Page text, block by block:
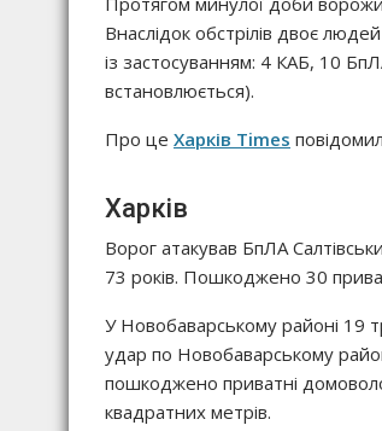
Внаслідок обстрілів двоє
із застосуванням: 4 КАБ, 10
встановлюється).
Про це Харків Times
Харків
Ворог атакував БпЛА
73 років. Пошкоджено 30
У Новобаварському районі 19
удар по Новобаварському
пошкоджено приватні
квадратних метрів.